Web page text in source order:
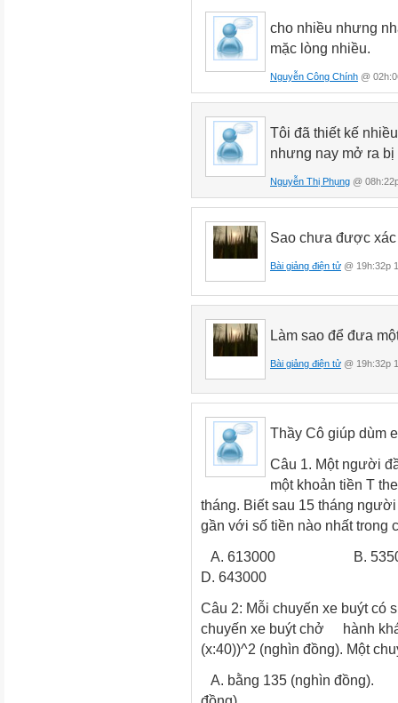
cho nhiều nhưng
mặc lòng nhiều.
Nguyễn Công Chính @
Tôi đã thiết kế
nhưng nay mở ra bị
Nguyễn Thị Phụng @
Sao chưa được
Bài giảng điện tử @ 19h:32p
Làm sao để đưa
Bài giảng điện tử @ 19h:32p
Thầy Cô giúp dùm
Câu 1. Một người
một khoản tiền T
tháng. Biết sau 15 tháng
gần với số tiền nào nhất trong
A. 613000 B.
D. 643000
Câu 2: Mỗi chuyến xe buýt có
chuyến xe buýt chở
hành
(x:40))^2 (nghìn đồng). Một
A. bằng 135